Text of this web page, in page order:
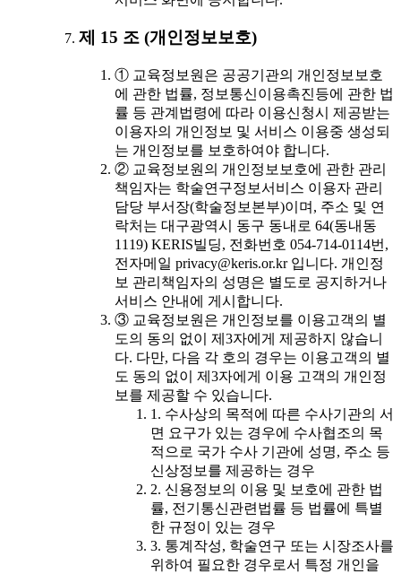
제 15 조 (개인정보보호)
① 교육정보원은 공공기관의 개인정보보호
에 관한 법률, 정보통신이용촉진등에 관한 법
률 등 관계법령에 따라 이용신청시 제공받는
이용자의 개인정보 및 서비스 이용중 생성되
는 개인정보를 보호하여야 합니다.
② 교육정보원의 개인정보보호에 관한 관리
책임자는 학술연구정보서비스 이용자 관리
담당 부서장(학술정보본부)이며, 주소 및 연
락처는 대구광역시 동구 동내로 64(동내동
1119) KERIS빌딩, 전화번호 054-714-0114번,
전자메일 privacy@keris.or.kr 입니다. 개인정
보 관리책임자의 성명은 별도로 공지하거나
서비스 안내에 게시합니다.
③ 교육정보원은 개인정보를 이용고객의 별
도의 동의 없이 제3자에게 제공하지 않습니
다. 다만, 다음 각 호의 경우는 이용고객의 별
도 동의 없이 제3자에게 이용 고객의 개인정
보를 제공할 수 있습니다.
1. 수사상의 목적에 따른 수사기관의 서
면 요구가 있는 경우에 수사협조의 목
적으로 국가 수사 기관에 성명, 주소 등
신상정보를 제공하는 경우
2. 신용정보의 이용 및 보호에 관한 법
률, 전기통신관련법률 등 법률에 특별
한 규정이 있는 경우
3. 통계작성, 학술연구 또는 시장조사를
위하여 필요한 경우로서 특정 개인을